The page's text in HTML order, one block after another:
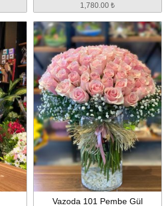
1,780.00 ₺
Vazoda 101 Pembe Gül